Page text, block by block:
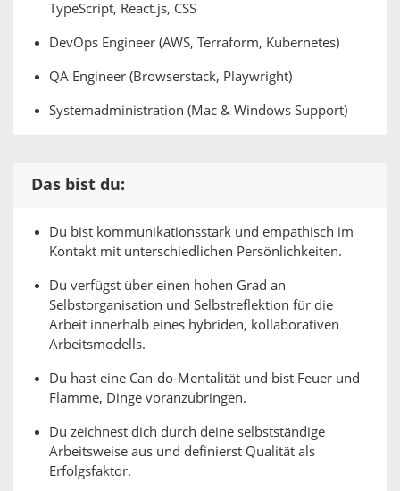
TypeScript, React.js, CSS
DevOps Engineer (AWS, Terraform, Kubernetes)
QA Engineer (Browserstack, Playwright)
Systemadministration (Mac & Windows Support)
Das bist du:
Du bist kommunikationsstark und empathisch im
Kontakt mit unterschiedlichen Persönlichkeiten.
Du verfügst über einen hohen Grad an
Selbstorganisation und Selbstreflektion für die
Arbeit innerhalb eines hybriden, kollaborativen
Arbeitsmodells.
Du hast eine Can-do-Mentalität und bist Feuer und
Flamme, Dinge voranzubringen.
Du zeichnest dich durch deine selbstständige
Arbeitsweise aus und definierst Qualität als
Erfolgsfaktor.